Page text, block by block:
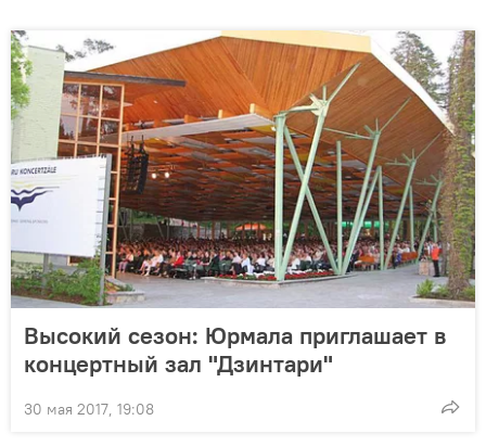
Высокий сезон: Юрмала приглашает в
концертный зал "Дзинтари"
30 мая 2017, 19:08